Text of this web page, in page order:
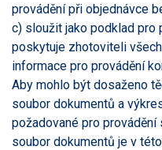
provádění při objednávce
c) sloužit jako podklad pro
poskytuje zhotoviteli
informace pro provádění
Aby mohlo být dosaženo
soubor dokumentů a
požadované pro
soubor dokumentů je v